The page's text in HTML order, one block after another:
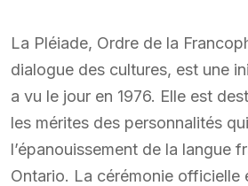
La Pléiade, Ordre de la
dialogue des cultures, est une
a vu le jour en 1976. Elle est
les mérites des personnalités
l’épanouissement de la langue
Ontario. La cérémonie officielle